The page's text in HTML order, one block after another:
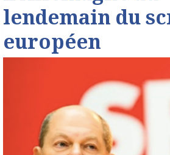
lendemain du
européen